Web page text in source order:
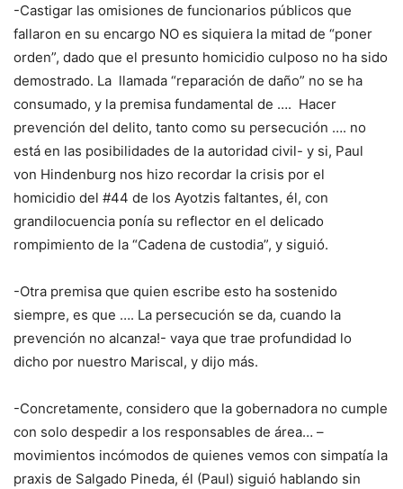
-Castigar las omisiones de funcionarios públicos que
fallaron en su encargo NO es siquiera la mitad de “poner
orden”, dado que el presunto homicidio culposo no ha sido
demostrado. La llamada “reparación de daño” no se ha
consumado, y la premisa fundamental de …. Hacer
prevención del delito, tanto como su persecución …. no
está en las posibilidades de la autoridad civil- y si, Paul
von Hindenburg nos hizo recordar la crisis por el
homicidio del #44 de los Ayotzis faltantes, él, con
grandilocuencia ponía su reflector en el delicado
rompimiento de la “Cadena de custodia”, y siguió.
-Otra premisa que quien escribe esto ha sostenido
siempre, es que …. La persecución se da, cuando la
prevención no alcanza!- vaya que trae profundidad lo
dicho por nuestro Mariscal, y dijo más.
-Concretamente, considero que la gobernadora no cumple
con solo despedir a los responsables de área… –
movimientos incómodos de quienes vemos con simpatía la
praxis de Salgado Pineda, él (Paul) siguió hablando sin